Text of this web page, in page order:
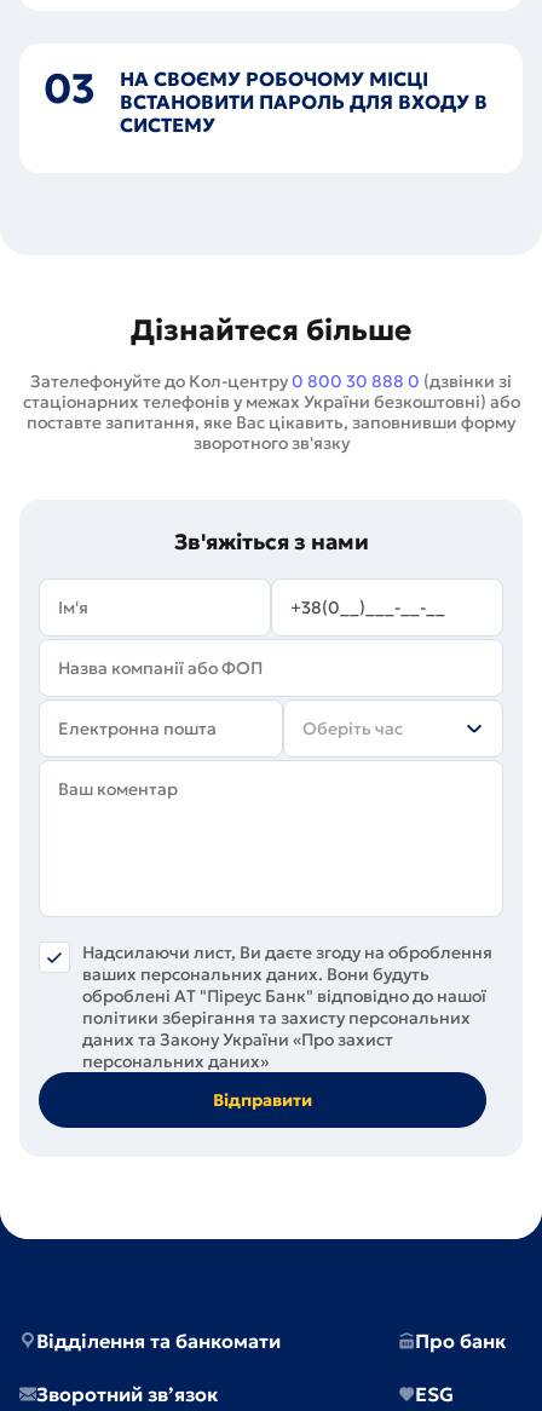
03
НА СВОЄМУ РОБОЧОМУ МІСЦІ
ВСТАНОВИТИ ПАРОЛЬ ДЛЯ ВХОДУ В
СИСТЕМУ
Дізнайтеся більше
Зателефонуйте до Кол-центру0 800 30 888 0 (дзвінки зі
стаціонарних телефонів у межах України безкоштовні) або
поставте запитання, яке Вас цікавить, заповнивши форму
зворотного зв'язку
Зв'яжіться з нами
Оберіть час
Надсилаючи лист, Ви даєте згоду на оброблення
ваших персональних даних. Вони будуть
оброблені АT "Піреус Банк" відповідно до нашої
політики зберігання та захисту персональних
даних та Закону України «Про захист
персональних даних»
Відділення та банкомати
Зворотний зв’язок
Про банк
ESG